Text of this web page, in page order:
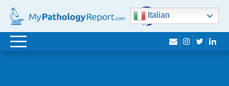
Italian
navigazione
bustainstagram
Twitter